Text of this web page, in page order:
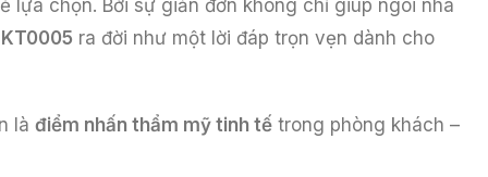
chọn. Bởi sự giản đơn không chỉ giúp ngôi nhà
ra đời như một lời đáp trọn vẹn dành cho
là điểm nhấn thẩm mỹ tinh tế trong phòng khách –